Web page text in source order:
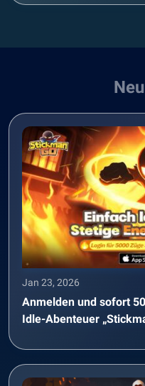
Jan 23, 2026
Anmelden und sofort
Idle-Abenteuer